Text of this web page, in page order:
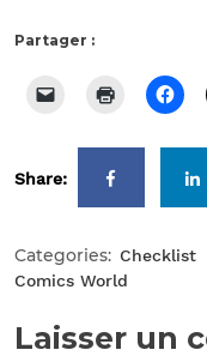
Partager :
Share:
Categories: Checklist
Comics World
Laisser un